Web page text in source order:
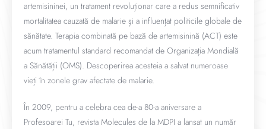
artemisininei, un tratament revoluționar care a redus semnificativ
mortalitatea cauzată de malarie și a influențat politicile globale de
sănătate. Terapia combinată pe bază de artemisinină (ACT) este
acum tratamentul standard recomandat de Organizația Mondială
a Sănătății (OMS). Descoperirea acesteia a salvat numeroase
vieți în zonele grav afectate de malarie.
În 2009, pentru a celebra cea de-a 80-a aniversare a
Profesoarei Tu, revista Molecules de la MDPI a lansat un număr